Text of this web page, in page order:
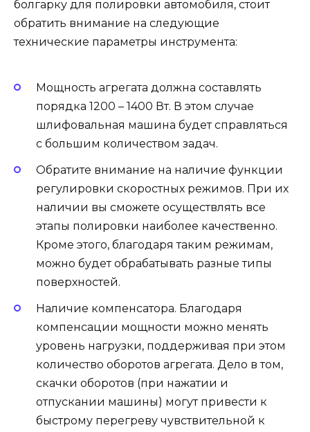
болгарку для полировки автомобиля, стоит
обратить внимание на следующие
технические параметры инструмента:
Мощность агрегата должна составлять
порядка 1200 – 1400 Вт. В этом случае
шлифовальная машина будет справляться
с большим количеством задач.
Обратите внимание на наличие функции
регулировки скоростных режимов. При их
наличии вы сможете осуществлять все
этапы полировки наиболее качественно.
Кроме этого, благодаря таким режимам,
можно будет обрабатывать разные типы
поверхностей.
Наличие компенсатора. Благодаря
компенсации мощности можно менять
уровень нагрузки, поддерживая при этом
количество оборотов агрегата. Дело в том,
скачки оборотов (при нажатии и
отпускании машины) могут привести к
быстрому перегреву чувствительной к